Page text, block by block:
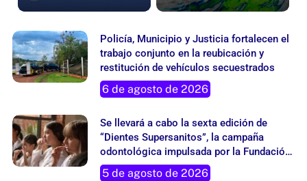
Policía, Municipio y Justicia fortalecen el
trabajo conjunto en la reubicación y
restitución de vehículos secuestrados
6 de agosto de 2026
Se llevará a cabo la sexta edición de
“Dientes Supersanitos”, la campaña
odontológica impulsada por la Fundación
Grupo London Supply
5 de agosto de 2026